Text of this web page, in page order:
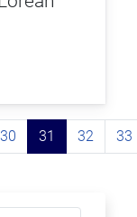
31 de 93
30 31 32 33